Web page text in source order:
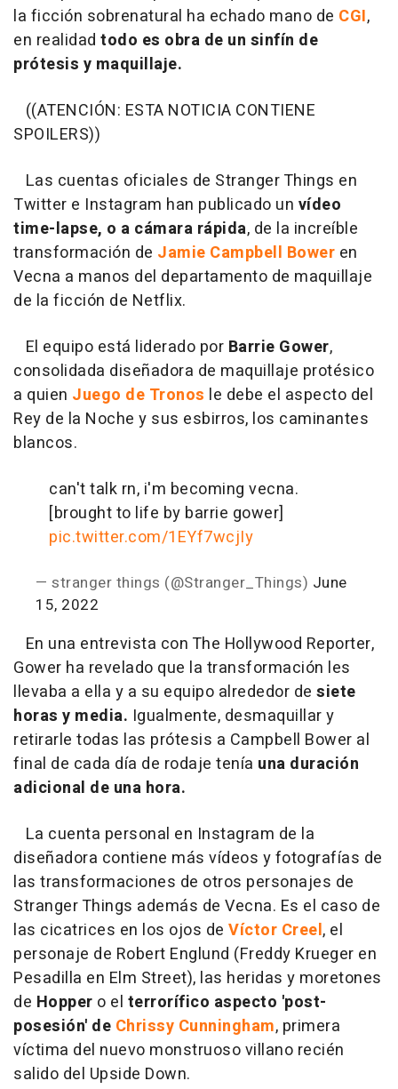
la ficción sobrenatural ha echado mano de CGI,
en realidad todo es obra de un sinfín de
prótesis y maquillaje.
((ATENCIÓN: ESTA NOTICIA CONTIENE
SPOILERS))
Las cuentas oficiales de Stranger Things en
Twitter e Instagram han publicado un vídeo
time-lapse, o a cámara rápida, de la increíble
transformación de Jamie Campbell Bower en
Vecna a manos del departamento de maquillaje
de la ficción de Netflix.
El equipo está liderado por Barrie Gower,
consolidada diseñadora de maquillaje protésico
a quien Juego de Tronos le debe el aspecto del
Rey de la Noche y sus esbirros, los caminantes
blancos.
can't talk rn, i'm becoming vecna.
[brought to life by barrie gower]
pic.twitter.com/1EYf7wcjIy
— stranger things (@Stranger_Things) June
15, 2022
En una entrevista con The Hollywood Reporter,
Gower ha revelado que la transformación les
llevaba a ella y a su equipo alrededor de siete
horas y media. Igualmente, desmaquillar y
retirarle todas las prótesis a Campbell Bower al
final de cada día de rodaje tenía una duración
adicional de una hora.
La cuenta personal en Instagram de la
diseñadora contiene más vídeos y fotografías de
las transformaciones de otros personajes de
Stranger Things además de Vecna. Es el caso de
las cicatrices en los ojos de Víctor Creel, el
personaje de Robert Englund (Freddy Krueger en
Pesadilla en Elm Street), las heridas y moretones
de Hopper o el terrorífico aspecto 'post-
posesión' de Chrissy Cunningham, primera
víctima del nuevo monstruoso villano recién
salido del Upside Down.